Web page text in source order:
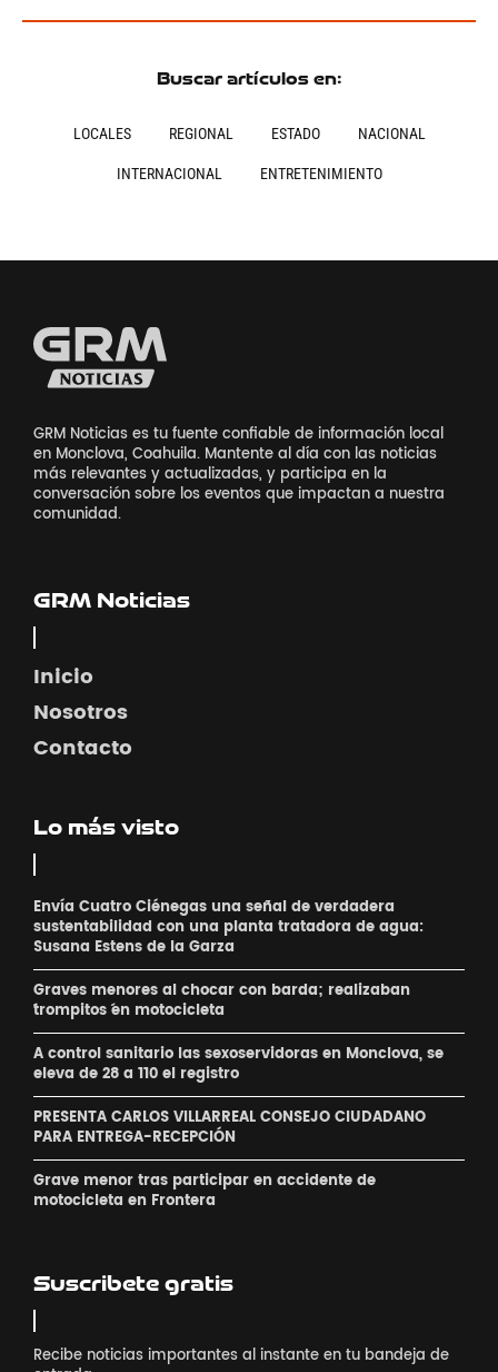
Buscar artículos en:
LOCALES REGIONAL ESTADO NACIONAL
INTERNACIONAL ENTRETENIMIENTO
GRM Noticias es tu fuente confiable de información local
en Monclova, Coahuila. Mantente al día con las noticias
más relevantes y actualizadas, y participa en la
conversación sobre los eventos que impactan a nuestra
comunidad.
GRM Noticias
Inicio
Nosotros
Contacto
Lo más visto
Envía Cuatro Ciénegas una señal de verdadera
sustentabilidad con una planta tratadora de agua:
Susana Estens de la Garza
Graves menores al chocar con barda; realizaban
´trompitos ´en motocicleta
A control sanitario las sexoservidoras en Monclova, se
eleva de 28 a 110 el registro
PRESENTA CARLOS VILLARREAL CONSEJO CIUDADANO
PARA ENTREGA-RECEPCIÓN
Grave menor tras participar en accidente de
motocicleta en Frontera
Suscribete gratis
Recibe noticias importantes al instante en tu bandeja de